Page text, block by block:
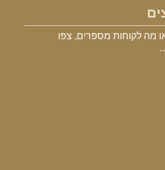
מה לקוחות מספרים, צפו